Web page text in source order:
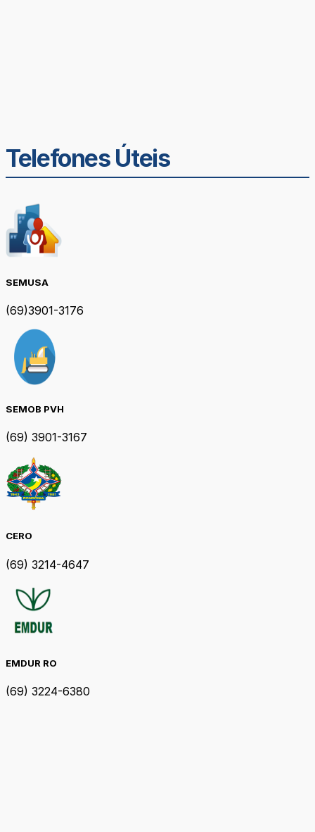
Telefones Úteis
SEMUSA
(69)3901-3176
SEMOB PVH
(69) 3901-3167
CERO
(69) 3214-4647
EMDUR RO
(69) 3224-6380